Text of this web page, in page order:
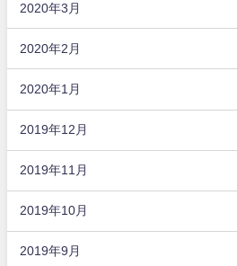
2020年3月
2020年2月
2020年1月
2019年12月
2019年11月
2019年10月
2019年9月